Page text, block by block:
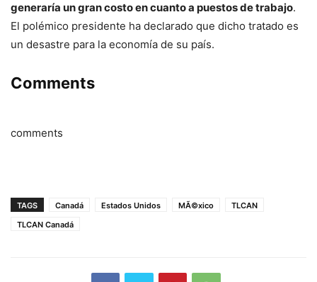
generaría un gran costo en cuanto a puestos de trabajo.
El polémico presidente ha declarado que dicho tratado es
un desastre para la economía de su país.
Comments
comments
TAGS Canadá Estados Unidos MÃ©xico
TLCAN
TLCAN Canadá